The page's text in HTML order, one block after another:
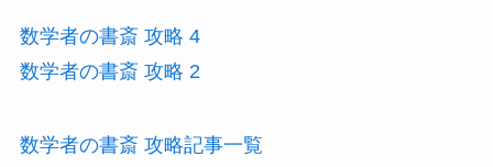
数学者の書斎 攻略 4
数学者の書斎 攻略 2
数学者の書斎 攻略記事一覧